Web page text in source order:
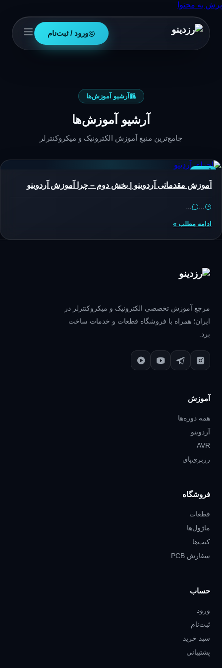
پرش به محتوا
ورود / ثبت‌نام
آرشیو آموزش‌ها
آرشیو آموزش‌ها
جامع‌ترین منبع آموزش الکترونیک و میکروکنترلر
آردوینو
آموزش مقدماتی آردوینو | بخش دوم – چرا آموزش آردوینو
…
…
ادامه مطلب »
مرجع آموزش تخصصی الکترونیک و میکروکنترلر در
ایران؛ همراه با فروشگاه قطعات و خدمات ساخت
برد.
آموزش
همه دوره‌ها
آردوینو
AVR
رزبری‌پای
فروشگاه
قطعات
ماژول‌ها
کیت‌ها
سفارش PCB
حساب
ورود
ثبت‌نام
سبد خرید
پشتیبانی